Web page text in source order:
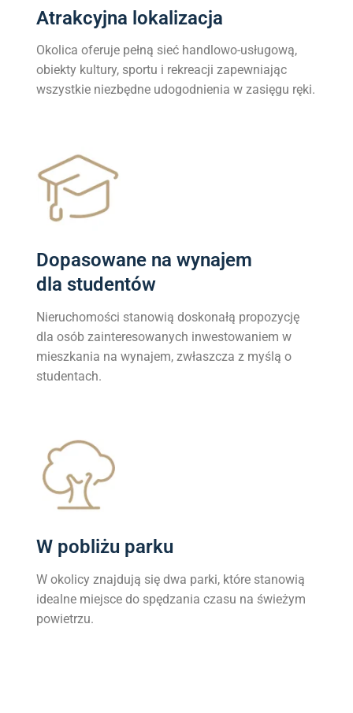
Atrakcyjna lokalizacja
Okolica oferuje pełną sieć handlowo-usługową,
obiekty kultury, sportu i rekreacji zapewniając
wszystkie niezbędne udogodnienia w zasięgu ręki.
Dopasowane na wynajem
dla studentów
Nieruchomości stanowią doskonałą propozycję
dla osób zainteresowanych inwestowaniem w
mieszkania na wynajem, zwłaszcza z myślą o
studentach.
W pobliżu parku
W okolicy znajdują się dwa parki, które stanowią
idealne miejsce do spędzania czasu na świeżym
powietrzu.